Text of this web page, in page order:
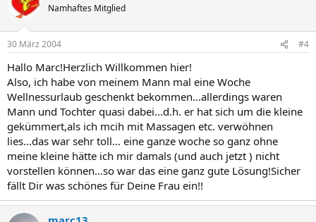
Namhaftes Mitglied
30 März 2004 #4
Hallo Marc!Herzlich Willkommen hier!
Also, ich habe von meinem Mann mal eine Woche
Wellnessurlaub geschenkt bekommen...allerdings waren
Mann und Tochter quasi dabei...d.h. er hat sich um die kleine
gekümmert,als ich mcih mit Massagen etc. verwöhnen
lies...das war sehr toll... eine ganze woche so ganz ohne
meine kleine hätte ich mir damals (und auch jetzt ) nicht
vorstellen können...so war das eine ganz gute Lösung!Sicher
fällt Dir was schönes für Deine Frau ein!!